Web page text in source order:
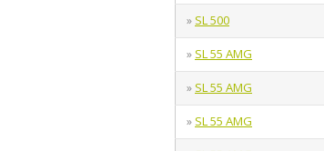
» SL 500
» SL 55 AMG
» SL 55 AMG
» SL 55 AMG